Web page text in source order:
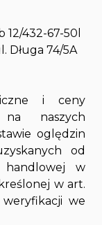
12/432-67-50l
Długa 74/5A
i ceny
na naszych
oględzin
od
handlowej w
w art.
we